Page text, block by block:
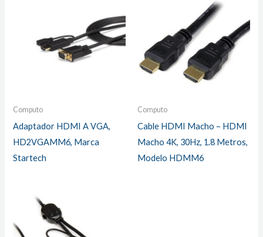
Computo
Adaptador HDMI A VGA,
HD2VGAMM6, Marca
Startech
Computo
Cable HDMI Macho – HDMI
Macho 4K, 30Hz, 1.8 Metros,
Modelo HDMM6